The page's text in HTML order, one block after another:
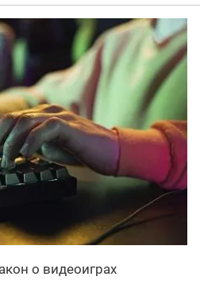
о видеоиграх